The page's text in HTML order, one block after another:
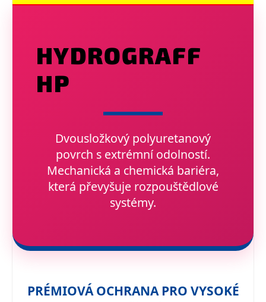
HYDROGRAFF
HP
Dvousložkový polyuretanový
povrch s extrémní odolností.
Mechanická a chemická bariéra,
která převyšuje rozpouštědlové
systémy.
PRÉMIOVÁ OCHRANA PRO VYSOKÉ